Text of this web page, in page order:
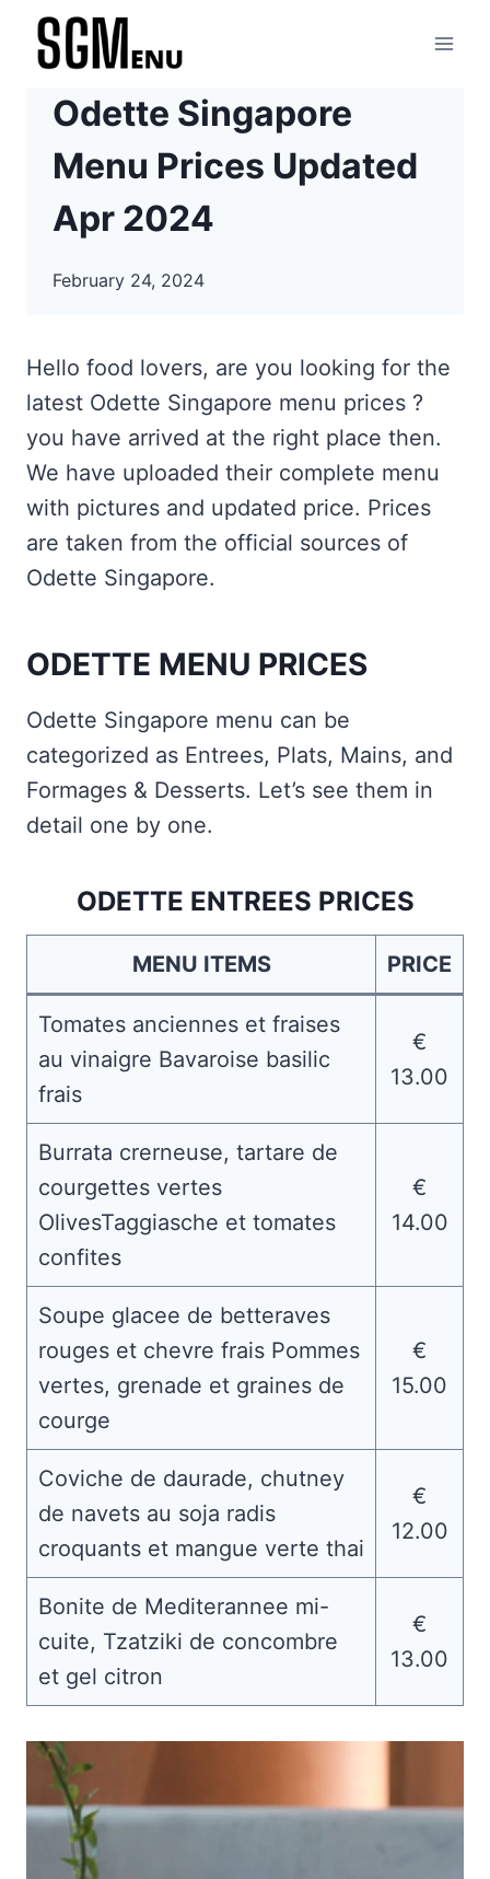
Skip
Odette Singapore
Menu Prices Updated
Apr 2024
February 24, 2024
Hello food lovers, are you looking for the
latest Odette Singapore menu prices ?
you have arrived at the right place then.
We have uploaded their complete menu
with pictures and updated price. Prices
are taken from the official sources of
Odette Singapore.
ODETTE MENU PRICES
Odette Singapore menu can be
categorized as Entrees, Plats, Mains, and
Formages & Desserts. Let’s see them in
detail one by one.
ODETTE ENTREES PRICES
MENU ITEMS PRICE
Tomates anciennes et fraises
au vinaigre Bavaroise basilic
frais
€
13.00
Burrata crerneuse, tartare de
courgettes vertes
OlivesTaggiasche et tomates
confites
€
14.00
Soupe glacee de betteraves
rouges et chevre frais Pommes
vertes, grenade et graines de
courge
€
15.00
Coviche de daurade, chutney
de navets au soja radis
croquants et mangue verte thai
€
12.00
Bonite de Mediterannee mi-
cuite, Tzatziki de concombre
et gel citron
€
13.00